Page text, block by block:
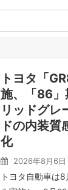
トヨタ「
施、「86」
リッドグレ
ドの内装質
化
2026年8月6日
トヨタ自動車は